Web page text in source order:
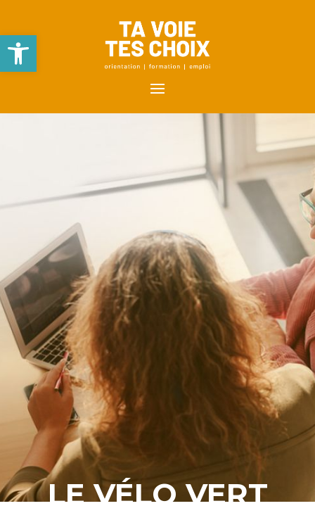
Ouvrir la barre d’outils
LE VÉLO VERT